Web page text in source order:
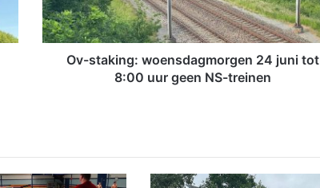
k
i
n
s
d
Ov-staking: woensdagmorgen 24 juni tot
8:00 uur geen NS-treinen